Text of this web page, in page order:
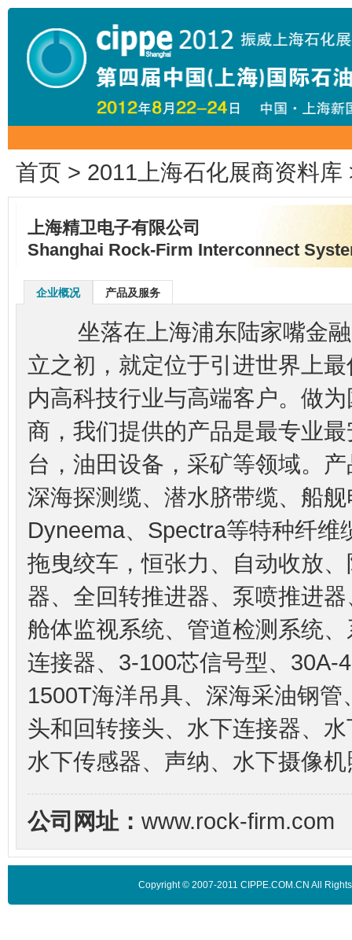
首页 > 2011上海石化展商资料库
上海精卫电子有限公司
Shanghai Rock-Firm Interconnect
企业概况 产品及服务
坐落在上海浦东陆家嘴金融
立之初，就定位于引进世界上
内高科技行业与高端客户。做
商，我们提供的产品是最专业
台，油田设备，采矿等领域。
深海探测缆、潜水脐带缆、船
Dyneema、Spectra等特种纤
拖曳绞车，恒张力、自动收放
器、全回转推进器、泵喷推进
舱体监视系统、管道检测系统
连接器、3-100芯信号型、30A-
1500T海洋吊具、深海采油钢
头和回转接头、水下连接器、
水下传感器、声纳、水下摄像
公司网址： www.rock-firm.com
Copyright © 2007-2011 CIPPE.COM.CN All